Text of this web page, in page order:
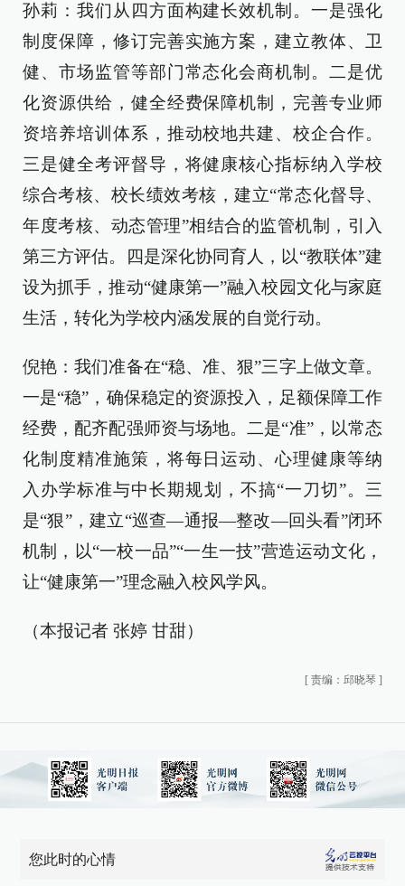
孙莉：我们从四方面构建长效机制。一是强化
制度保障，修订完善实施方案，建立教体、卫
健、市场监管等部门常态化会商机制。二是优
化资源供给，健全经费保障机制，完善专业师
资培养培训体系，推动校地共建、校企合作。
三是健全考评督导，将健康核心指标纳入学校
综合考核、校长绩效考核，建立“常态化督导、
年度考核、动态管理”相结合的监管机制，引入
第三方评估。四是深化协同育人，以“教联体”建
设为抓手，推动“健康第一”融入校园文化与家庭
生活，转化为学校内涵发展的自觉行动。
倪艳：我们准备在“稳、准、狠”三字上做文章。
一是“稳”，确保稳定的资源投入，足额保障工作
经费，配齐配强师资与场地。二是“准”，以常态
化制度精准施策，将每日运动、心理健康等纳
入办学标准与中长期规划，不搞“一刀切”。三
是“狠”，建立“巡查—通报—整改—回头看”闭环
机制，以“一校一品”“一生一技”营造运动文化，
让“健康第一”理念融入校风学风。
（本报记者 张婷 甘甜）
[ 责编：邱晓琴 ]
您此时的心情